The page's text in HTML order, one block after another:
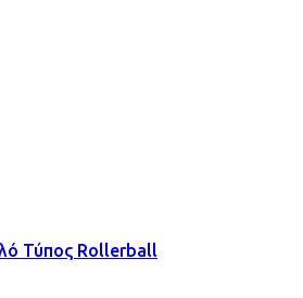
Τύπος Rollerball